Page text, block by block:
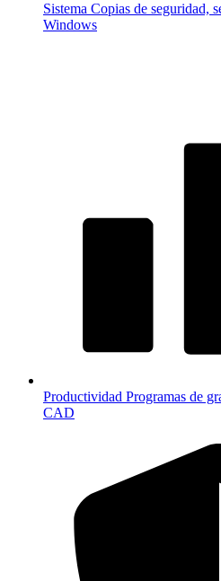
Sistema Copias de seguridad,
Windows
Productividad Programas de
CAD